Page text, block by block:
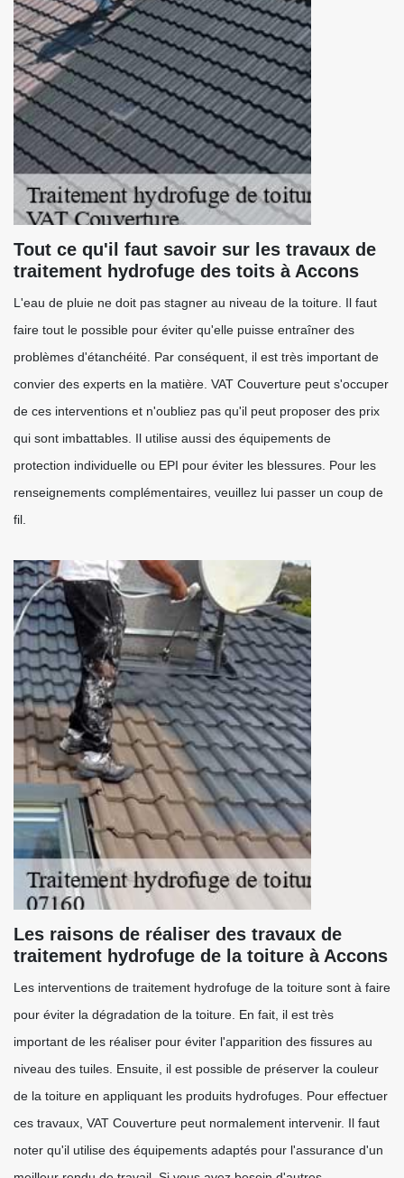
Tout ce qu'il faut savoir sur les travaux de
traitement hydrofuge des toits à Accons
L'eau de pluie ne doit pas stagner au niveau de la toiture. Il faut
faire tout le possible pour éviter qu'elle puisse entraîner des
problèmes d'étanchéité. Par conséquent, il est très important de
convier des experts en la matière. VAT Couverture peut s'occuper
de ces interventions et n'oubliez pas qu'il peut proposer des prix
qui sont imbattables. Il utilise aussi des équipements de
protection individuelle ou EPI pour éviter les blessures. Pour les
renseignements complémentaires, veuillez lui passer un coup de
fil.
Les raisons de réaliser des travaux de
traitement hydrofuge de la toiture à Accons
Les interventions de traitement hydrofuge de la toiture sont à faire
pour éviter la dégradation de la toiture. En fait, il est très
important de les réaliser pour éviter l'apparition des fissures au
niveau des tuiles. Ensuite, il est possible de préserver la couleur
de la toiture en appliquant les produits hydrofuges. Pour effectuer
ces travaux, VAT Couverture peut normalement intervenir. Il faut
noter qu'il utilise des équipements adaptés pour l'assurance d'un